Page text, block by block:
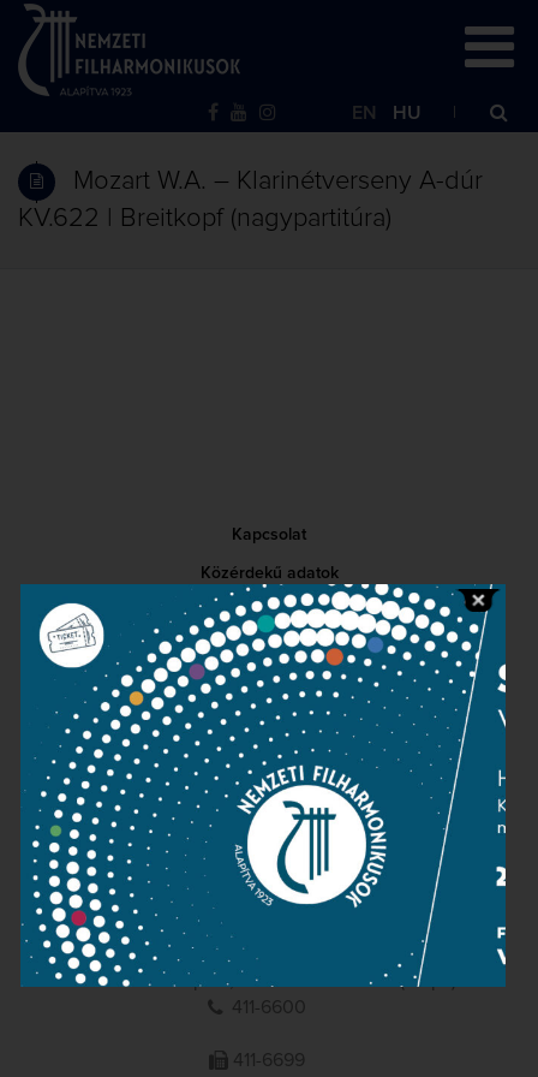
EN HU
Mozart W.A. – Klarinétverseny A-dúr
KV.622 | Breitkopf (nagypartitúra)
Kapcsolat
Közérdekű adatok
Sajtószoba
Adatvédelem
Impresszum
NEMZETI
FILHARMONIKUSOK
1095 Budapest, Komor Marcell u. 1. (Müpa)
411-6600
411-6699